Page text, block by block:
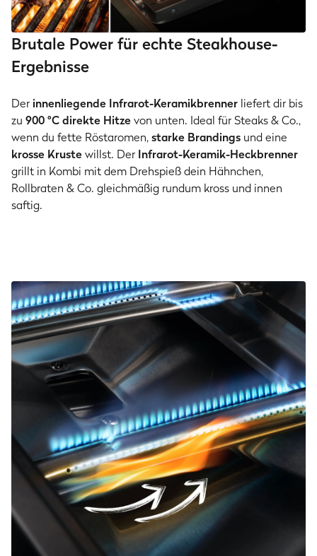
Brutale Power für echte Steakhouse-
Ergebnisse
Der innenliegende Infrarot-Keramikbrenner liefert dir bis
zu 900 °C direkte Hitzevon unten. Ideal für Steaks & Co.,
wenn du fette Röstaromen,starke Brandings und eine
krosse Krustewillst. Der Infrarot-Keramik-Heckbrenner
grillt in Kombi mit dem Drehspieß dein Hähnchen,
Rollbraten & Co. gleichmäßig rundum kross und innen
saftig.